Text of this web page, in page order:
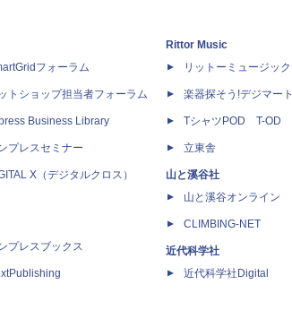
フォーラム
トショップ担当者フォーラム
Business Library
プレスセミナー
X（デジタルクロス）
プレスブックス
Rittor Music
リットーミュージック
楽器探そう!デジマート
TシャツPOD T-OD
立東舎
山と溪谷社
山と溪谷オンライン
CLIMBING-NET
近代科学社
近代科学社Digital